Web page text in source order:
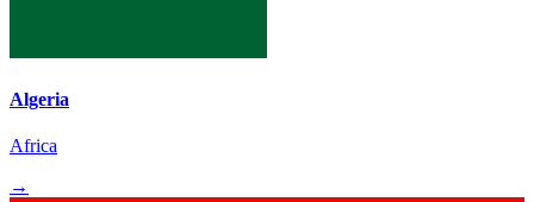
Algeria
Africa
→